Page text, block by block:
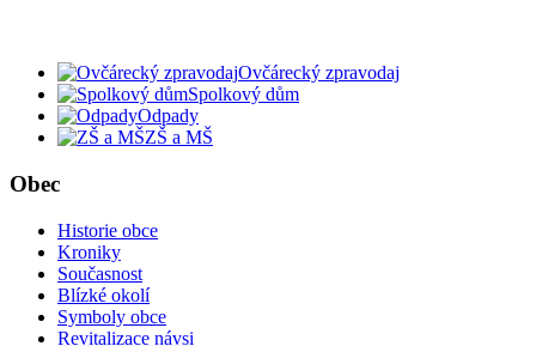
Ovčárecký zpravodaj
Spolkový dům
Odpady
ZŠ a MŠ
Obec
Historie obce
Kroniky
Současnost
Blízké okolí
Symboly obce
Revitalizace návsi